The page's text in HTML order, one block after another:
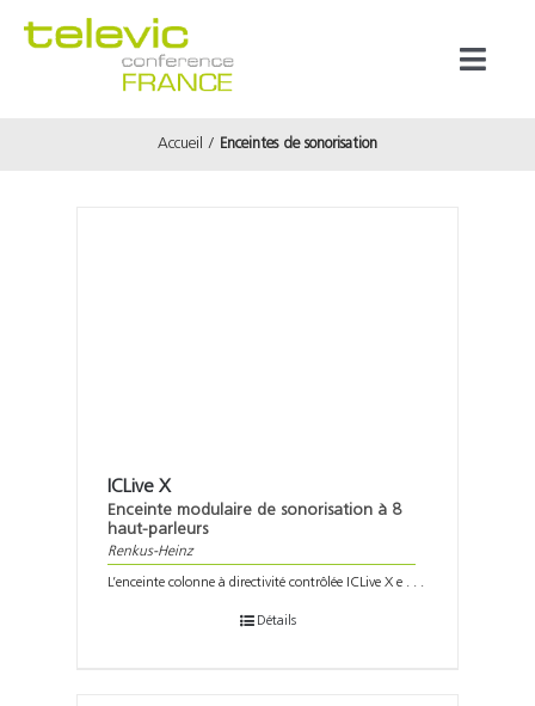
Accueil Enceintes de sonorisation
ICLive X
Enceinte modulaire de sonorisation à 8
haut-parleurs
Renkus-Heinz
L’enceinte colonne à directivité contrôlée ICLive X e . . .
Détails